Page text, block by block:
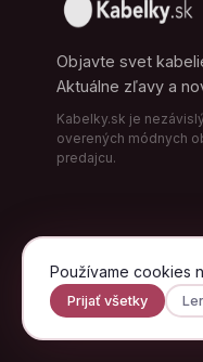
Používame cookies
Prijať všetky
Objavte svet
Aktuálne zľavy a
Kabelky.sk je
overených módnych
predajcu.